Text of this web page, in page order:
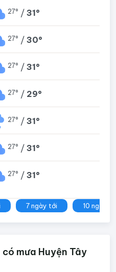
27° / 31°
27° / 30°
27° / 31°
27° / 29°
27° / 31°
27° / 31°
27° / 31°
7 ngày tới 10 ngày
mưa Huyện Tây